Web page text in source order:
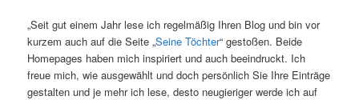
„Seit gut einem Jahr lese ich regelmäßig Ihren Blog und bin vor
kurzem auch auf die Seite „Seine Töchter“ gestoßen. Beide
Homepages haben mich inspiriert und auch beeindruckt. Ich
freue mich, wie ausgewählt und doch persönlich Sie Ihre Einträge
gestalten und je mehr ich lese, desto neugieriger werde ich auf